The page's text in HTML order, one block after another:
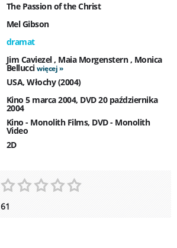
The Passion of the Christ
Mel Gibson
dramat
Jim Caviezel, Maia Morgenstern, Monica
Bellucci więcej
USA, Włochy (2004)
Kino 5 marca 2004, DVD 20 października
2004
Kino - Monolith Films, DVD - Monolith
Video
2D
61